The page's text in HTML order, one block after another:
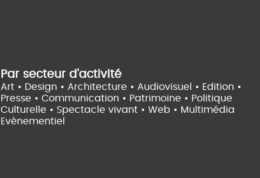
Par secteur d'activité
Art • Design • Architecture • Audiovisuel • Edition •
Presse • Communication • Patrimoine • Politique
Culturelle • Spectacle vivant • Web • Multimédia
Evènementiel